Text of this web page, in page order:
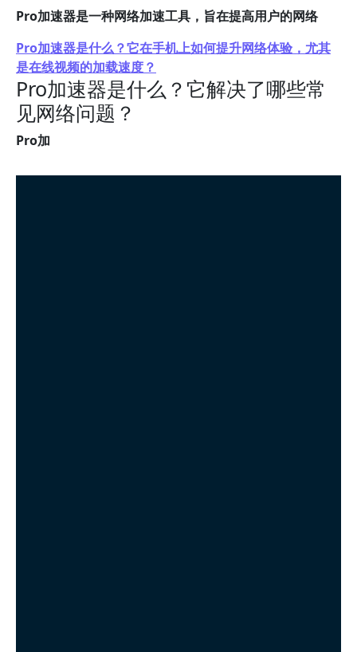
Pro加速器是一种网络加速工具，旨在提高用户的网络
Pro加速器是什么？它在手机上如何提升网络体验，尤其
是在线视频的加载速度？
Pro加速器是什么？它解决了哪些常
见网络问题？
Pro加